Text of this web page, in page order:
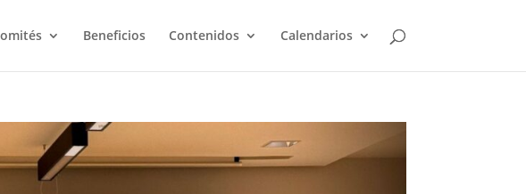
Beneficios Contenidos Calendarios